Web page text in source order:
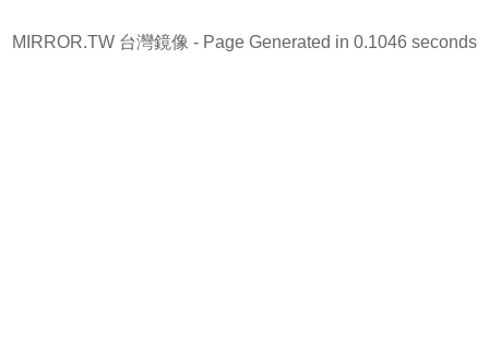
MIRROR.TW 台灣鏡像 - Page Generated in 0.1046 seconds